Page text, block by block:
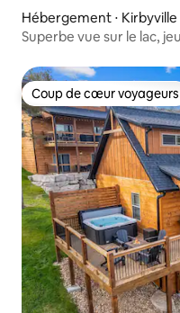
Hébergement ⋅ Kirbyville
Superbe vue sur le lac,
Coup de cœur voyageurs
Coup de cœur voyageurs